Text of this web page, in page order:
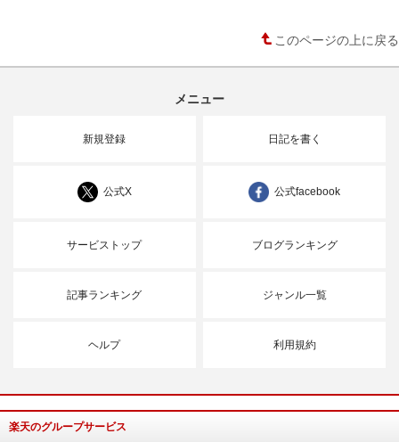
このページの上に戻る
メニュー
新規登録 日記を書く
公式X 公式facebook
サービストップ ブログランキング
記事ランキング ジャンル一覧
ヘルプ 利用規約
楽天のグループサービス